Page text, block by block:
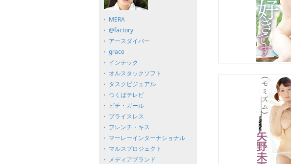
MERA
@factory
アースダイバー
grace
インテック
オルスタックソフト
タスクビジュアル
つくばテレビ
ピチ・ガール
プライスレス
フレンチ・キス
マーレーインターナショナル
マルスプロジェクト
メディアブランド